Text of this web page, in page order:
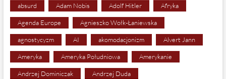
absurd Adam Nobis Adolf Hitler Afryka
Agenda Europe Agnieszko Wołk-Łaniewska
agnostycyzm AI akomodacjonizm Alvert Jann
Ameryka Ameryka Południowa Amerykanie
Andrzej Dominiczak Andrzej Duda